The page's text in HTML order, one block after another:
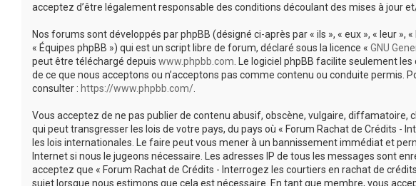
acceptez d’être légalement responsable des conditions découlant des mises à jour
Nos forums sont développés par phpBB (désigné ci-après par « ils », « eux », « leur »,
« Équipes phpBB ») qui est un script libre de forum, déclaré sous la licence « GNU
peut être téléchargé depuis www.phpbb.com . Le logiciel phpBB facilite seulement
de ce que nous acceptons ou n’acceptons pas comme contenu ou conduite permis.
consulter : https://www.phpbb.com/
Vous acceptez de ne pas publier de contenu abusif, obscène, vulgaire,
qui peut transgresser les lois de votre pays, du pays où « Forum Rachat de Crédits -
les lois internationales. Le faire peut vous mener à un bannissement immédiat et
Internet si nous le jugeons nécessaire. Les adresses IP de tous les messages sont
acceptez que « Forum Rachat de Crédits - Interrogez les courtiers en rachat de
sujet lorsque nous estimons que cela est nécessaire. En tant que membre, vous